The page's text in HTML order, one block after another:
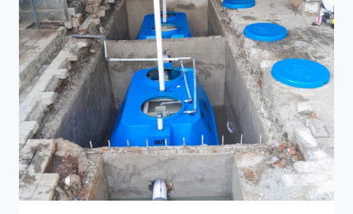
INDONESIA:
PERAN
IPAL
YANG
EFEKTIF